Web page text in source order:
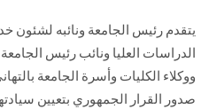
يتقدم رئيس الجامعة ونائبه لشئون
الدراسات العليا ونائب رئيس
ووكلاء الكليات وأسرة الجامعة
صدور القرار الجمهوري بتعيين